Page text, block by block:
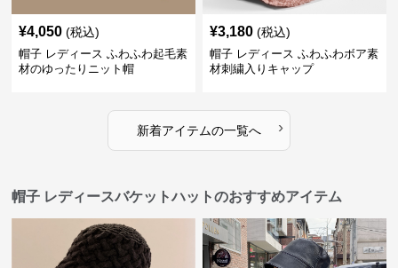
¥4,050 (税込)
帽子 レディース ふわふわ起毛素
材のゆったりニット帽
¥3,180 (税込)
帽子 レディース ふわふわボア素
材刺繍入りキャップ
新着アイテムの一覧へ ›
帽子 レディースバケットハットのおすすめアイテム